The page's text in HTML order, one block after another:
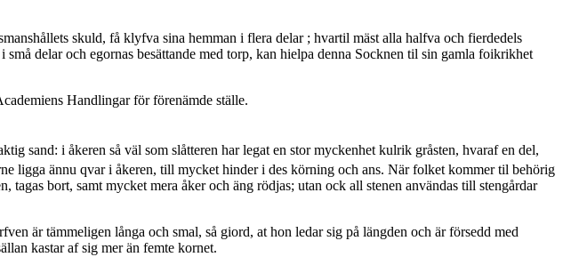
skuld, få klyfva sina hemman i flera delar ; hvartil mäst alla halfva och fierdedels
små delar och egornas besättande med torp, kan hielpa denna Socknen til sin gamla foikrikhet
Handlingar för förenämde ställe.
sand: i åkeren så väl som slåtteren har legat en stor myckenhet kulrik gråsten, hvaraf en del,
ligga ännu qvar i åkeren, till myc­ket hinder i des körning och ans. När folket kommer til behörig
bort, samt mycket mera åker och äng rödjas; utan ock all stenen användas till stengårdar
är tämmeligen långa och smal, så giord, at hon ledar sig på längden och är försedd med
kastar af sig mer än femte kornet.